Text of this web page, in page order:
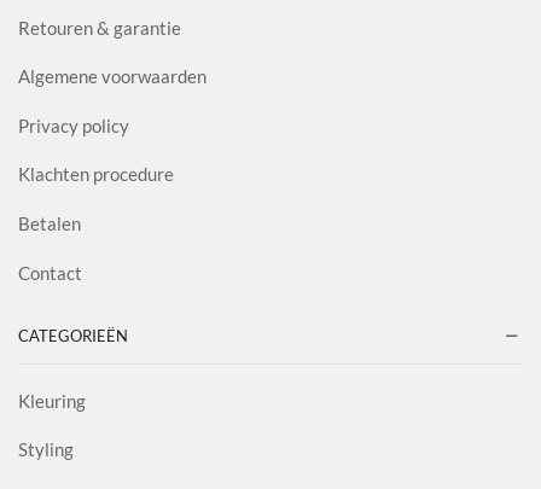
Retouren & garantie
Algemene voorwaarden
Privacy policy
Klachten procedure
Betalen
Contact
CATEGORIEËN
Kleuring
Styling